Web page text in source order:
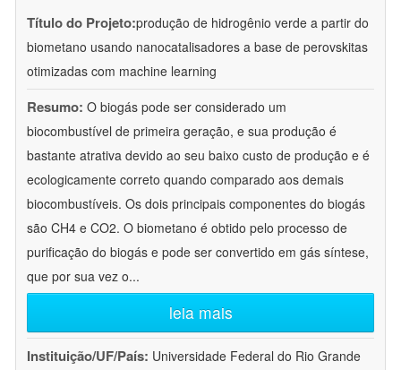
Título do Projeto:produção de hidrogênio verde a partir do
biometano usando nanocatalisadores a base de perovskitas
otimizadas com machine learning
Resumo: O biogás pode ser considerado um
biocombustível de primeira geração, e sua produção é
bastante atrativa devido ao seu baixo custo de produção e é
ecologicamente correto quando comparado aos demais
biocombustíveis. Os dois principais componentes do biogás
são CH4 e CO2. O biometano é obtido pelo processo de
purificação do biogás e pode ser convertido em gás síntese,
que por sua vez o...
leia mais
Instituição/UF/País: Universidade Federal do Rio Grande